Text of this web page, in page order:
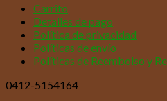
Carrito
Detalles de pago
Política de privacidad
Políticas de envío
Políticas de Reembolso y
0412-5154164